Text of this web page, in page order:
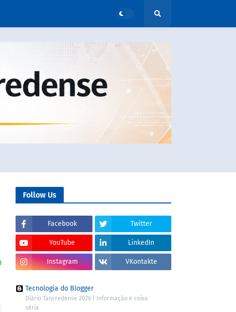
Follow Us
Facebook Twitter
YouTube LinkedIn
Instagram VKontakte
Tecnologia do Blogger
Diário Tancredense 2026 | Informação é coisa
séria